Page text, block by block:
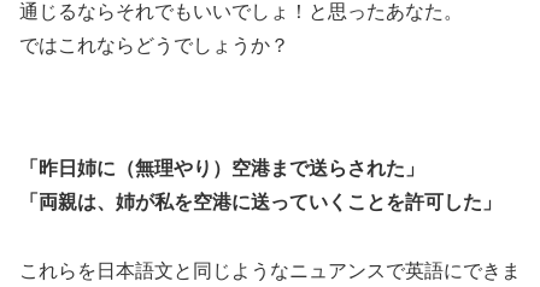
通じるならそれでもいいでしょ！と思ったあなた。
ではこれならどうでしょうか？
「昨日姉に（無理やり）空港まで送らされた」
「両親は、姉が私を空港に送っていくことを許可した」
これらを日本語文と同じようなニュアンスで英語にできま